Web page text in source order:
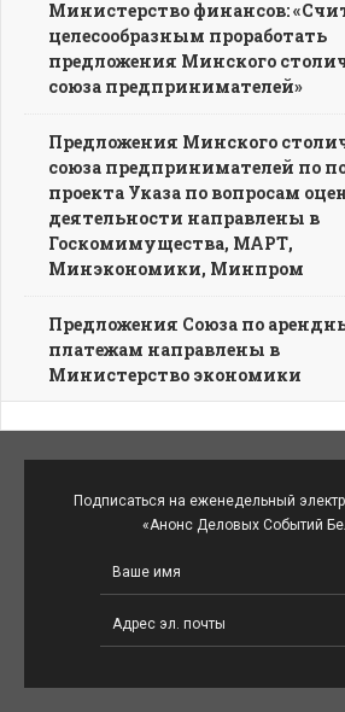
Министерство финансов:
целесообразным проработать
предложения Минского
союза предпринимателей»
Предложения Минского
союза предпринимателей по
проекта Указа по вопросам
деятельности направлены в
Госкомимущества, МАРТ,
Минэкономики, Минпром
Предложения Союза по
платежам направлены в
Министерство экономики
Подписаться на еженедельный
«Анонс Деловых Событий